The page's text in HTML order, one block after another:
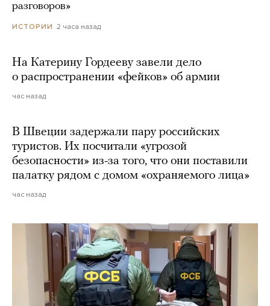
разговоров»
ИСТОРИИ 2 часа назад
На Катерину Гордееву завели дело
о распространении «фейков» об армии
час назад
В Швеции задержали пару российских
туристов. Их посчитали «угрозой
безопасности» из-за того, что они поставили
палатку рядом с домом «охраняемого лица»
час назад